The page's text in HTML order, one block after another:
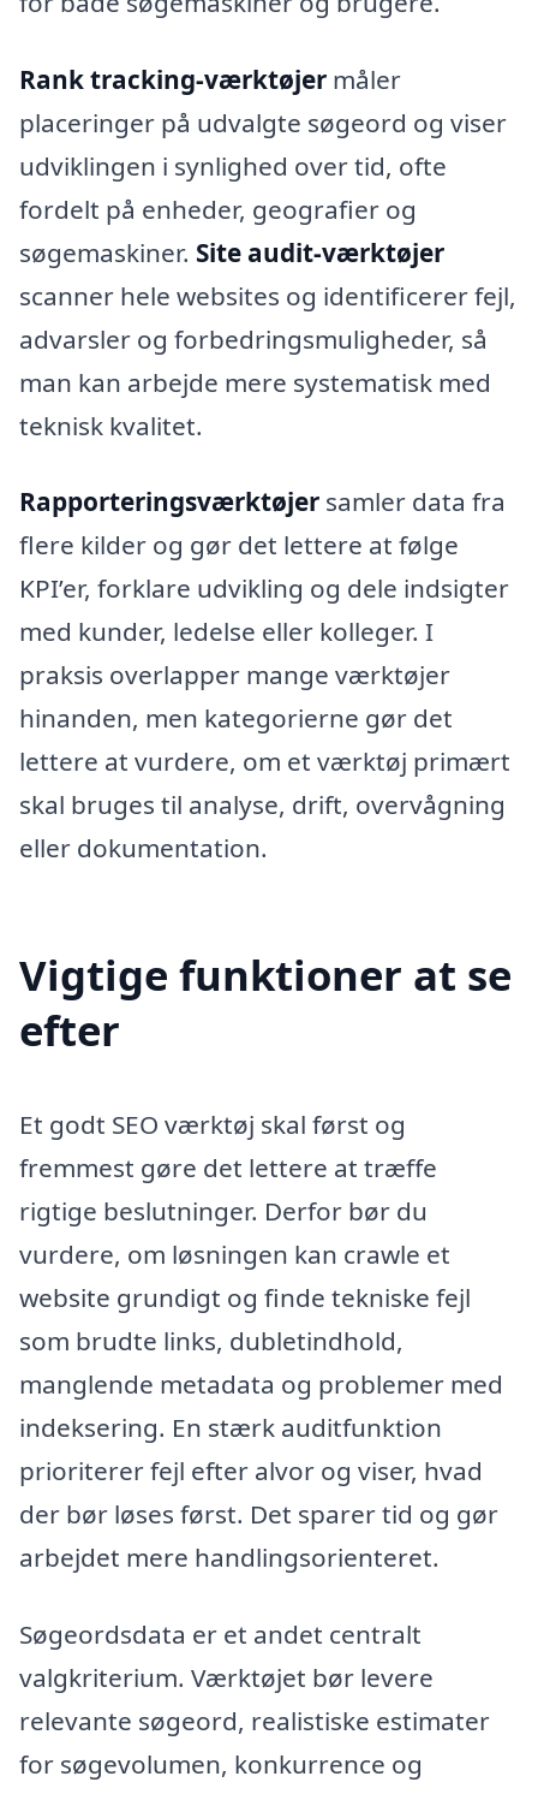
Rank tracking-værktøjer måler
placeringer på udvalgte søgeord og viser
udviklingen i synlighed over tid, ofte
fordelt på enheder, geografier og
søgemaskiner. Site audit-værktøjer
scanner hele websites og identificerer fejl,
advarsler og forbedringsmuligheder, så
man kan arbejde mere systematisk med
teknisk kvalitet.
Rapporteringsværktøjer samler data fra
flere kilder og gør det lettere at følge
KPI’er, forklare udvikling og dele indsigter
med kunder, ledelse eller kolleger. I
praksis overlapper mange værktøjer
hinanden, men kategorierne gør det
lettere at vurdere, om et værktøj primært
skal bruges til analyse, drift, overvågning
eller dokumentation.
Vigtige funktioner at se
efter
Et godt SEO værktøj skal først og
fremmest gøre det lettere at træffe
rigtige beslutninger. Derfor bør du
vurdere, om løsningen kan crawle et
website grundigt og finde tekniske fejl
som brudte links, dubletindhold,
manglende metadata og problemer med
indeksering. En stærk auditfunktion
prioriterer fejl efter alvor og viser, hvad
der bør løses først. Det sparer tid og gør
arbejdet mere handlingsorienteret.
Søgeordsdata er et andet centralt
valgkriterium. Værktøjet bør levere
relevante søgeord, realistiske estimater
for søgevolumen, konkurrence og